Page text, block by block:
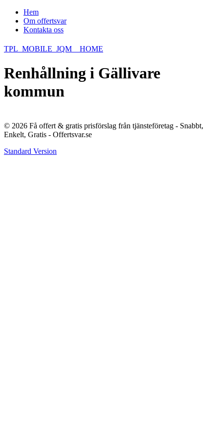
Hem
Om offertsvar
Kontakta oss
TPL_MOBILE_JQM__HOME
Renhållning i Gällivare
kommun
© 2026 Få offert & gratis prisförslag från tjänsteföretag - Snabbt,
Enkelt, Gratis - Offertsvar.se
Standard Version